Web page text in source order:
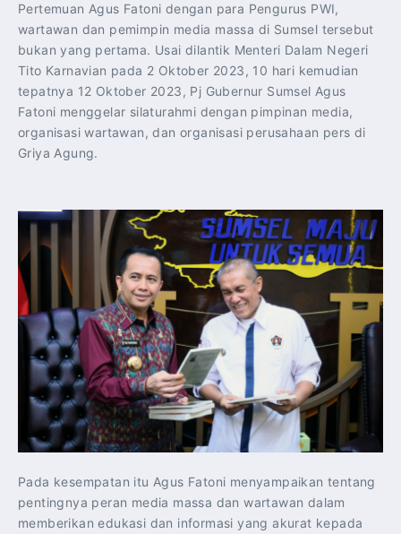
Pertemuan Agus Fatoni dengan para Pengurus PWI,
wartawan dan pemimpin media massa di Sumsel tersebut
bukan yang pertama. Usai dilantik Menteri Dalam Negeri
Tito Karnavian pada 2 Oktober 2023, 10 hari kemudian
tepatnya 12 Oktober 2023, Pj Gubernur Sumsel Agus
Fatoni menggelar silaturahmi dengan pimpinan media,
organisasi wartawan, dan organisasi perusahaan pers di
Griya Agung.
Pada kesempatan itu Agus Fatoni menyampaikan tentang
pentingnya peran media massa dan wartawan dalam
memberikan edukasi dan informasi yang akurat kepada